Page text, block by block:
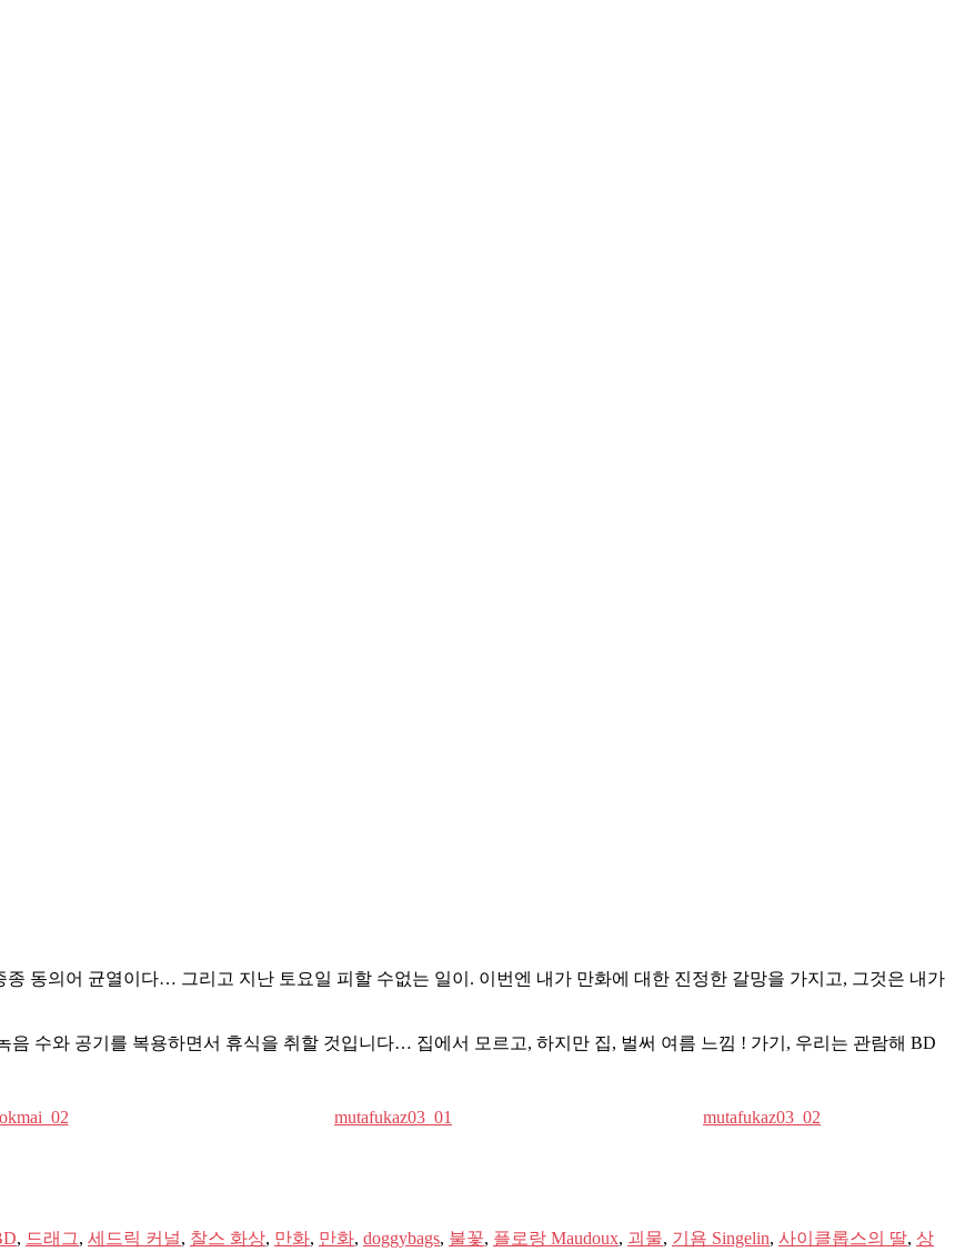
동의어 균열이다… 그리고 지난 토요일 피할 수없는 일이. 이번엔 내가 만화에 대한 진정한 갈망을 가지고, 그것은 내가
수와 공기를 복용하면서 휴식을 취할 것입니다… 집에서 모르고, 하지만 집, 벌써 여름 느낌 ! 가기, 우리는 관람해 BD
mutafukaz03_01 mutafukaz03_02
, 드래그, 세드릭 커널, 찰스 화상, 만화, 만화, doggybags, 불꽃, 플로랑 Maudoux, 괴물, 기욤 Singelin, 사이클롭스의 딸, 상